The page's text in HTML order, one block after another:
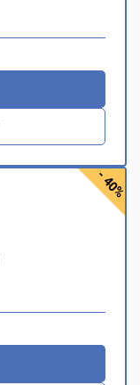
- 40%